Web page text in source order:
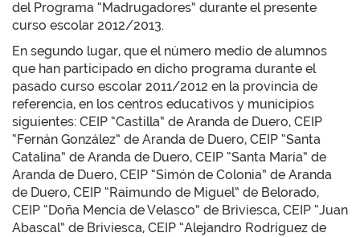
del Programa “Madrugadores” durante el presente
curso escolar 2012/2013.
En segundo lugar, que el número medio de alumnos
que han participado en dicho programa durante el
pasado curso escolar 2011/2012 en la provincia de
referencia, en los centros educativos y municipios
siguientes: CEIP “Castilla” de Aranda de Duero, CEIP
“Fernán González” de Aranda de Duero, CEIP “Santa
Catalina” de Aranda de Duero, CEIP “Santa María” de
Aranda de Duero, CEIP “Simón de Colonia” de Aranda
de Duero, CEIP “Raimundo de Miguel” de Belorado,
CEIP “Doña Mencía de Velasco” de Briviesca, CEIP “Juan
Abascal” de Briviesca, CEIP “Alejandro Rodríguez de